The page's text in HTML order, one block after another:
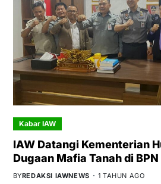
Kabar IAW
IAW Datangi Kementerian
Dugaan Mafia Tanah di
BYREDAKSI IAWNEWS 1 TAHUN AGO